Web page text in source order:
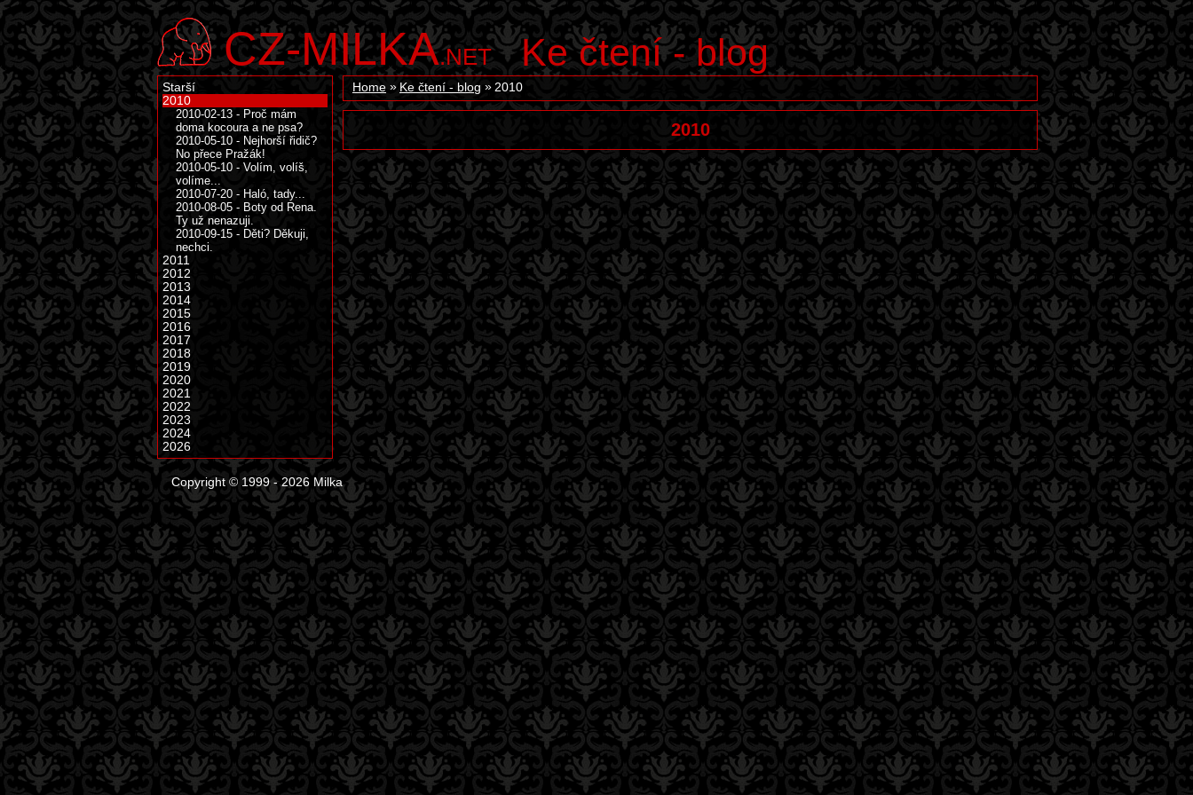
CZ-MILKA.NET Ke čtení - blog
Home Ke čtení - blog 2010
2010
Starší
2010
2010-02-13 - Proč mám
doma kocoura a ne psa?
2010-05-10 - Nejhorší řidič?
No přece Pražák!
2010-05-10 - Volím, volíš,
volíme...
2010-07-20 - Haló, tady...
2010-08-05 - Boty od Rena.
Ty už nenazuji.
2010-09-15 - Děti? Děkuji,
nechci.
2011
2012
2013
2014
2015
2016
2017
2018
2019
2020
2021
2022
2023
2024
2026
Copyright © 1999 - 2026 Milka